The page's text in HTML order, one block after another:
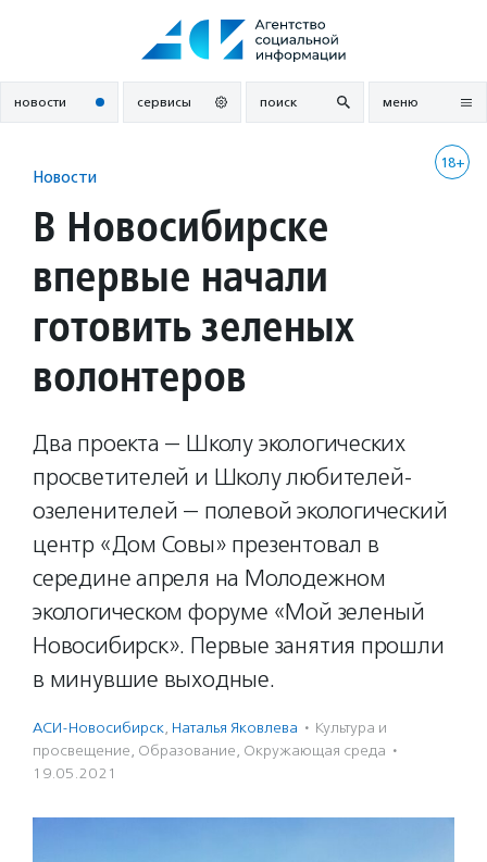
новости сервисы поиск меню
18+
Новости
В Новосибирске
впервые начали
готовить зеленых
волонтеров
Два проекта — Школу экологических
просветителей и Школу любителей-
озеленителей — полевой экологический
центр «Дом Совы» презентовал в
середине апреля на Молодежном
экологическом форуме «Мой зеленый
Новосибирск». Первые занятия прошли
в минувшие выходные.
АСИ-Новосибирск, Наталья Яковлева · Культура и
просвещение, Образование, Окружающая среда ·
19.05.2021